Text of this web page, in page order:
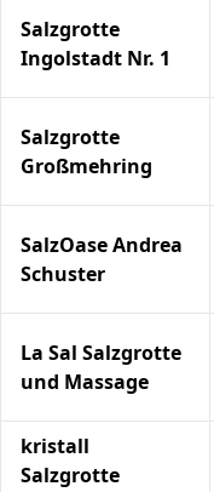
Salzgrotte
Ingolstadt Nr. 1
Salzgrotte
Großmehring
SalzOase Andrea
Schuster
La Sal Salzgrotte
und Massage
kristall
Salzgrotte